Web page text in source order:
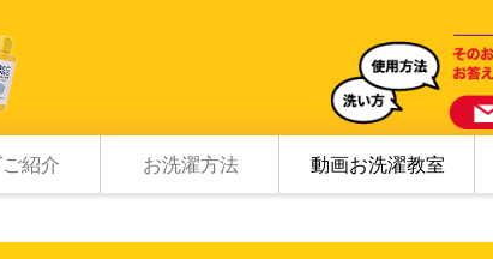
紹介 お洗濯方法 動画お洗濯教室